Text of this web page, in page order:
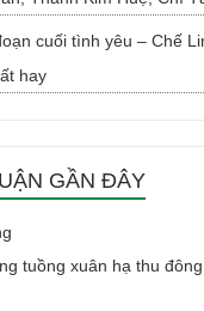
cuối tình yêu – Chế
hay
GẦN ĐÂY
tuồng xuân hạ thu